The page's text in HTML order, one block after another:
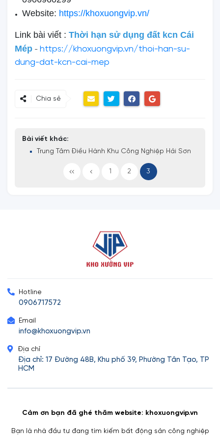
Website: https://khoxuongvip.vn/
Link bài viết : Thời hạn sử dụng đất kcn Cái
Mép - https://khoxuongvip.vn/thoi-han-su-
dung-dat-kcn-cai-mep
Chia sẻ
Bài viết khác:
Trung Tâm Điều Hành Khu Công Nghiệp Hải Sơn
1 2 3
Hotline
0906717572
Email
info@khoxuongvip.vn
Địa chỉ
Địa chỉ: 17 Đường 48B, Khu phố 39, Phường Tân Tạo, TP
HCM
Cảm ơn bạn đã ghé thăm website: khoxuongvip.vn
Bạn là nhà đầu tư đang tìm kiếm bất động sản công nghiệp